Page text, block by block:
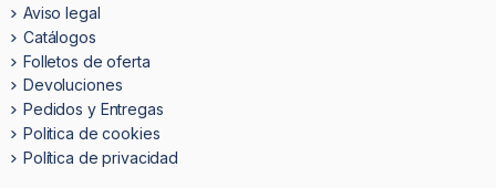
Aviso legal
Catálogos
Folletos de oferta
Devoluciones
Pedidos y Entregas
Politica de cookies
Política de privacidad